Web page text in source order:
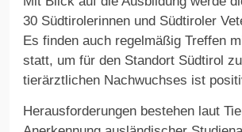
30 Südtirolerinnen und Südtiroler
Es finden auch regelmäßig Treffen
statt, um für den Standort Südtirol
tierärztlichen Nachwuchses ist
Herausforderungen bestehen laut